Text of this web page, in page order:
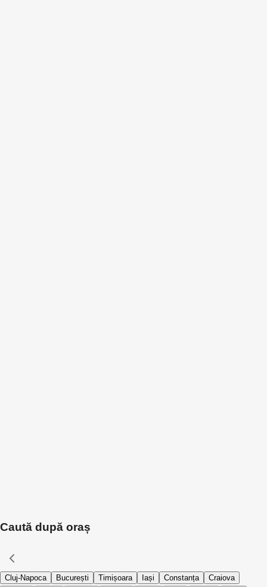
Caută după oraș
Cluj-Napoca București Timișoara Iași Constanța
Craiova